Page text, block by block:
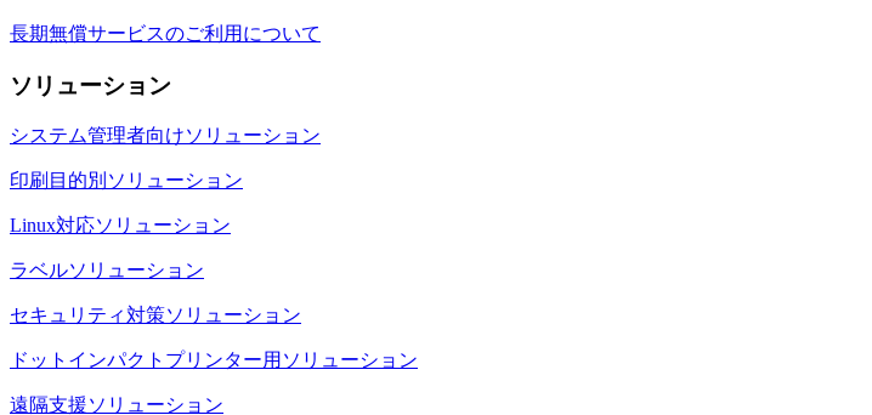
長期無償サービスのご利用について
ソリューション
システム管理者向けソリューション
印刷目的別ソリューション
Linux対応ソリューション
ラベルソリューション
セキュリティ対策ソリューション
ドットインパクトプリンター用ソリューション
遠隔支援ソリューション